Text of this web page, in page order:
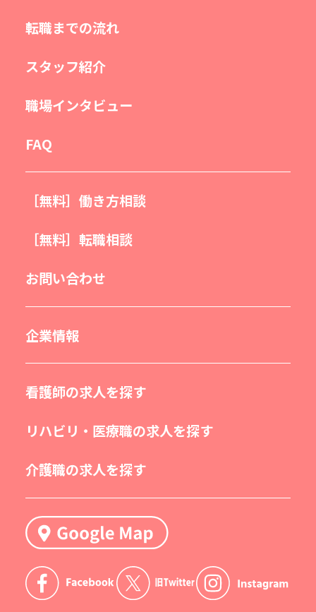
転職までの流れ
スタッフ紹介
職場インタビュー
FAQ
［無料］働き方相談
［無料］転職相談
お問い合わせ
企業情報
看護師の求人を探す
リハビリ・医療職の求人を探す
介護職の求人を探す